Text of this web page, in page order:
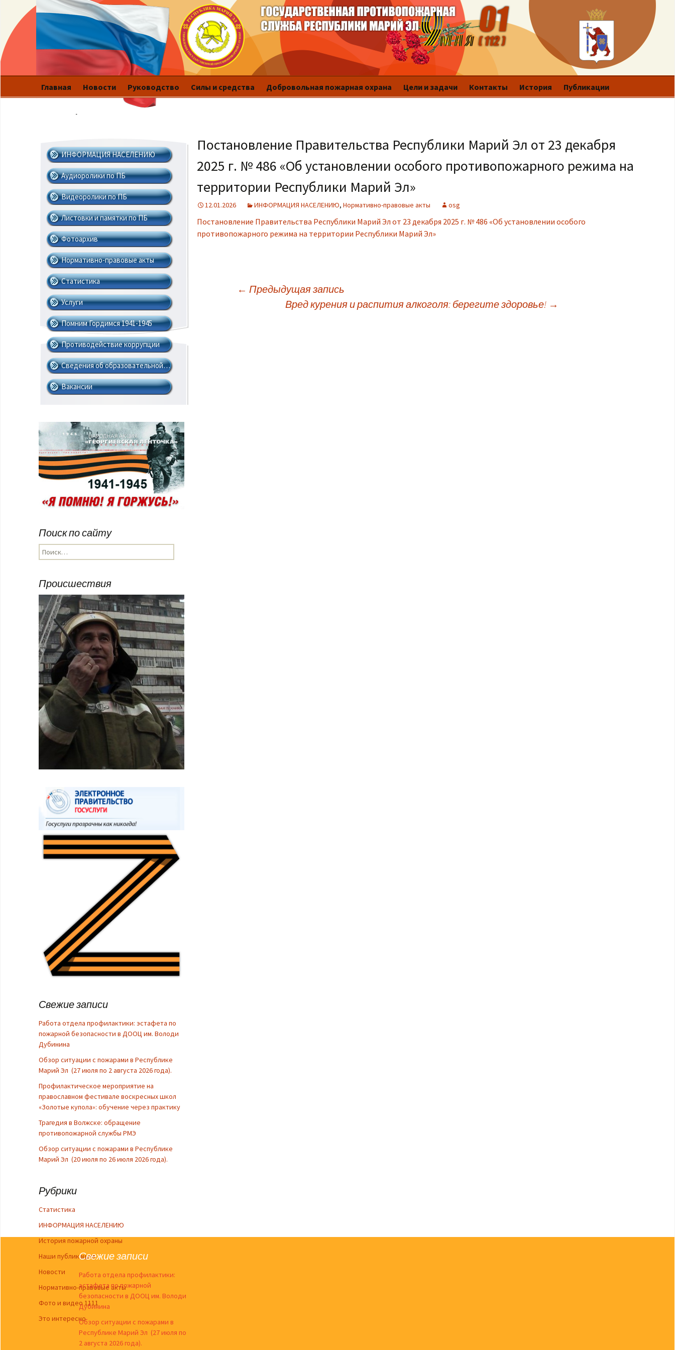
Главная Новости Руководство Силы и средства Добровольная пожарная охрана Цели и задачи Контакты История Публикации
Постановление Правительства Республики Марий Эл от 23 декабря
2025 г. № 486 «Об установлении особого противопожарного режима на
территории Республики Марий Эл»
12.01.2026 ИНФОРМАЦИЯ НАСЕЛЕНИЮ, Нормативно-правовые акты osg
Постановление Правительства Республики Марий Элот 23 декабря 2025 г. № 486 «Об установлении особого
противопожарного режима на территории Республики Марий Эл»
Навигация по записям
← Предыдущая запись
Вред курения и распития алкоголя: берегите здоровье! →
ИНФОРМАЦИЯ НАСЕЛЕНИЮ
Аудиоролики по ПБ
Видеоролики по ПБ
Листовки и памятки по ПБ
Фотоархив
Нормативно-правовые акты
Cтатистика
Услуги
Помним Гордимся 1941-1945
Противодействие коррупции
Сведения об образовательной…
Вакансии
Поиск по сайту
Найти:
Происшествия
Свежие записи
Работа отдела профилактики: эстафета по
пожарной безопасности в ДООЦ им. Володи
Дубинина
Обзор ситуации с пожарами в Республике
Марий Эл (27 июля по 2 августа 2026 года).
Профилактическое мероприятие на
православном фестивале воскресных школ
«Золотые купола»: обучение через практику
Трагедия в Волжске: обращение
противопожарной службы РМЭ
Обзор ситуации с пожарами в Республике
Марий Эл (20 июля по 26 июля 2026 года).
Рубрики
Cтатистика
ИНФОРМАЦИЯ НАСЕЛЕНИЮ
История пожарной охраны
Наши публикации
Новости
Нормативно-правовые акты
Фото и видео 1111
Это интересно
Свежие записи
Работа отдела профилактики:
эстафета по пожарной
безопасности в ДООЦ им. Володи
Дубинина
Обзор ситуации с пожарами в
Республике Марий Эл (27 июля по
2 августа 2026 года).